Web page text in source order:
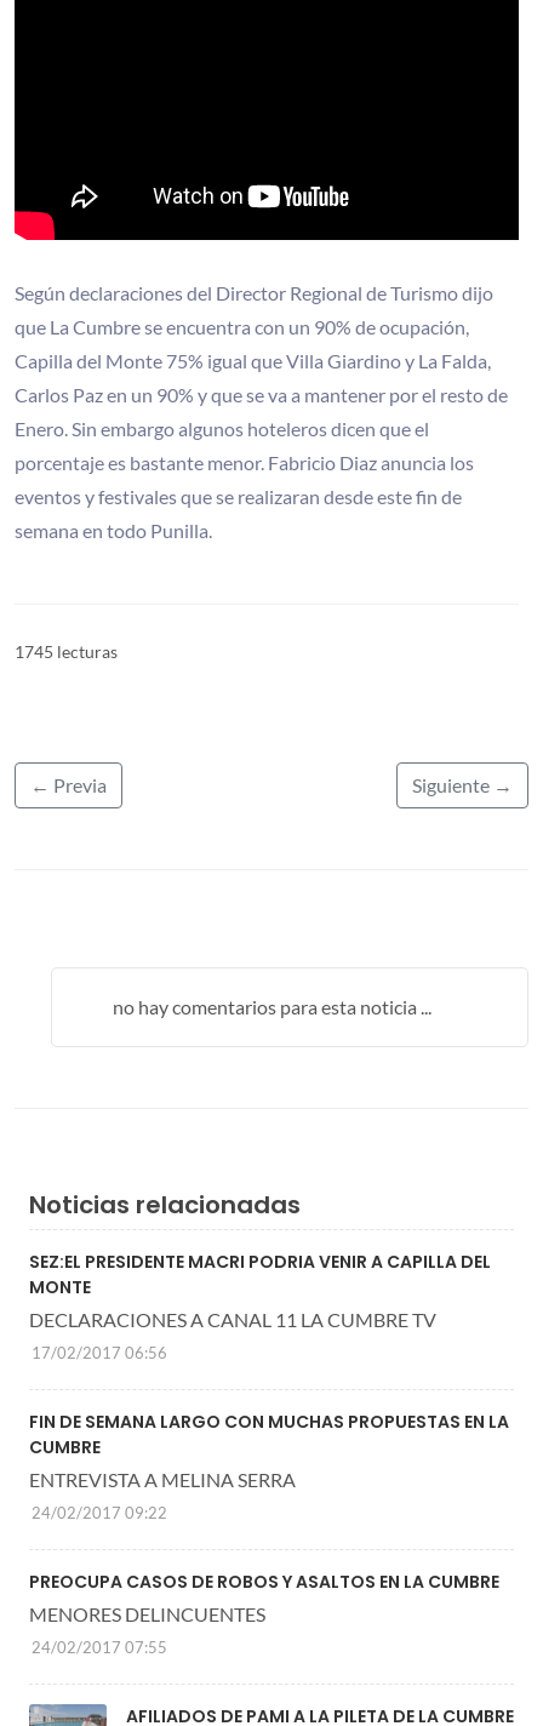
Según declaraciones del Director Regional de Turismo dijo
que La Cumbre se encuentra con un 90% de ocupación,
Capilla del Monte 75% igual que Villa Giardino y La Falda,
Carlos Paz en un 90% y que se va a mantener por el resto de
Enero. Sin embargo algunos hoteleros dicen que el
porcentaje es bastante menor. Fabricio Diaz anuncia los
eventos y festivales que se realizaran desde este fin de
semana en todo Punilla.
1745 lecturas
← Previa Siguiente →
no hay comentarios para esta noticia ...
Noticias relacionadas
SEZ:EL PRESIDENTE MACRI PODRIA VENIR A CAPILLA DEL
MONTE
DECLARACIONES A CANAL 11 LA CUMBRE TV
17/02/2017 06:56
FIN DE SEMANA LARGO CON MUCHAS PROPUESTAS EN LA
CUMBRE
ENTREVISTA A MELINA SERRA
24/02/2017 09:22
PREOCUPA CASOS DE ROBOS Y ASALTOS EN LA CUMBRE
MENORES DELINCUENTES
24/02/2017 07:55
AFILIADOS DE PAMI A LA PILETA DE LA CUMBRE